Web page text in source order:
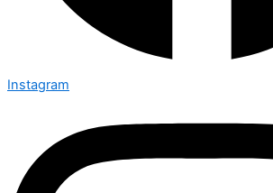
Instagram